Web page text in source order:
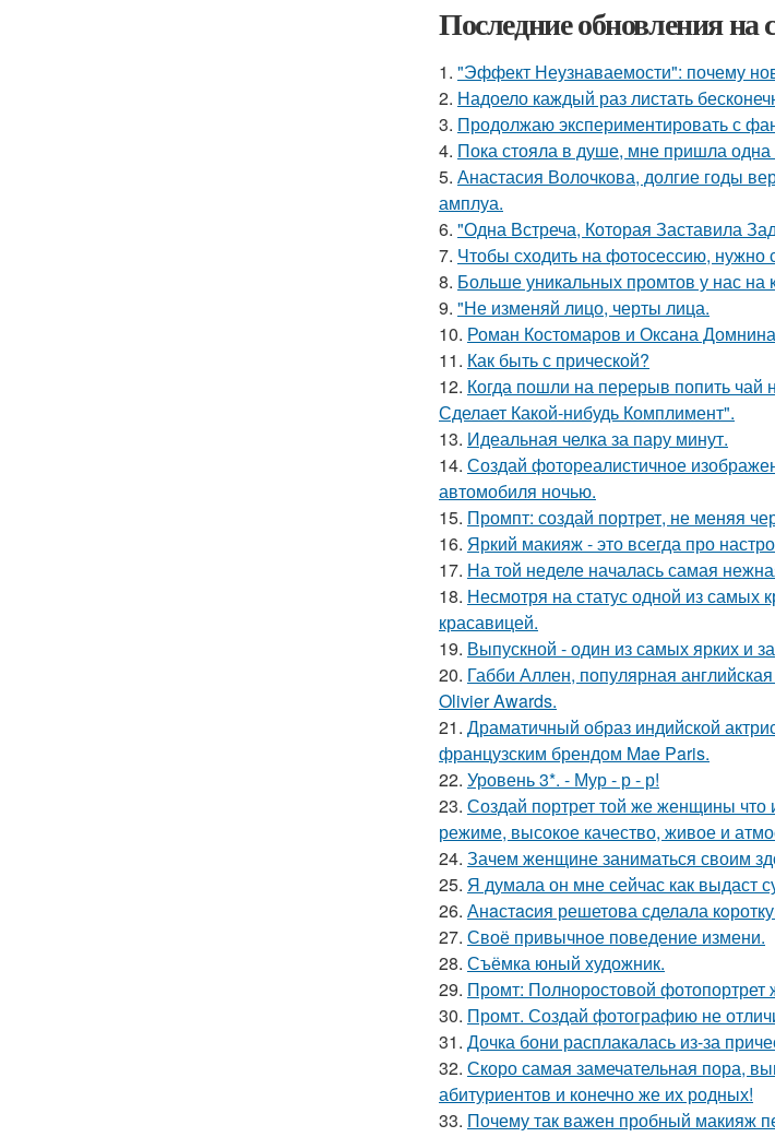
Последние обновления на
1. "Эффект Неузнаваемости": почему
2. Надоело каждый раз листать
3. Продолжаю экспериментировать с
4. Пока стояла в душе, мне пришла одна
5. Анастасия Волочкова, долгие годы
амплуа.
6. "Одна Встреча, Которая Заставила
7. Чтобы сходить на фотосессию, нужно
8. Больше уникальных промтов у нас на
9. "Не изменяй лицо, черты лица.
10. Роман Костомаров и Оксана
11. Как быть с прической?
12. Когда пошли на перерыв попить чай
Сделает Какой-нибудь Комплимент".
13. Идеальная челка за пару минут.
14. Создай фотореалистичное
автомобиля ночью.
15. Промпт: создай портрет, не меняя
16. Яркий макияж - это всегда про
17. На той неделе началась самая
18. Несмотря на статус одной из самых
красавицей.
19. Выпускной - один из самых ярких и
20. Габби Аллен, популярная
Olivier Awards.
21. Драматичный образ индийской
французским брендом Mae Paris.
22. Уровень 3*. - Мур - р - р!
23. Создай портрет той же женщины что
режиме, высокое качество, живое и
24. Зачем женщине заниматься своим
25. Я думала он мне сейчас как выдаст
26. Анaстacия решетова сделала
27. Своё привычное поведение измени.
28. Съёмка юный художник.
29. Промт: Полноростовой
30. Промт. Создай фотографию не
31. Дочка бони расплакалась из-за
32. Скоро самая замечательная пора,
абитуриентов и конечно же их родных!
33. Почему так важен пробный макияж